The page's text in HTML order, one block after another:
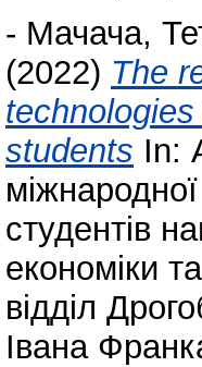
- Мачача,
(2022) The
students In:
студентів
економіки
відділ
Івана